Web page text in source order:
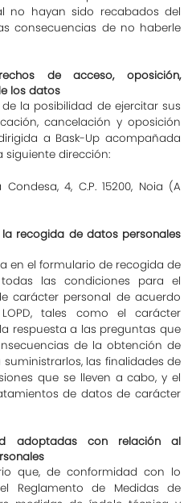
no hayan sido recabados del
consecuencias de no haberle
de acceso, oposición,
los datos
la posibilidad de ejercitar sus
cancelación y oposición
a Bask-Up acompañada
siguiente dirección:
4, C.P. 15200, Noia (A
recogida de datos personales
en el formulario de recogida de
las condiciones para el
carácter personal de acuerdo
tales como el carácter
respuesta a las preguntas que
de la obtención de
las finalidades de
que se lleven a cabo, y el
de datos de carácter
adoptadas con relación al
que, de conformidad con lo
Reglamento de Medidas de